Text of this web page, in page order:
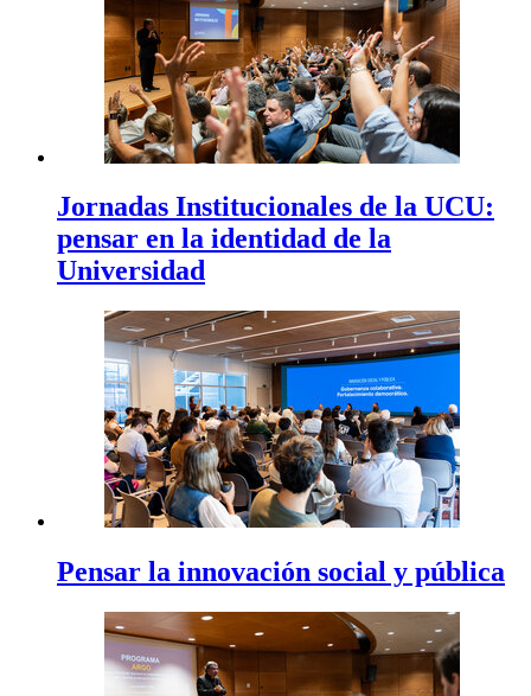
Jornadas Institucionales de la UCU:
pensar en la identidad de la
Universidad
Pensar la innovación social y pública